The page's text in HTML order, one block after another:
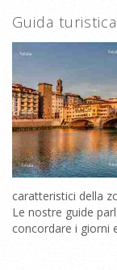
Guida turistica
caratteristici della
Le nostre guide
concordare i giorni